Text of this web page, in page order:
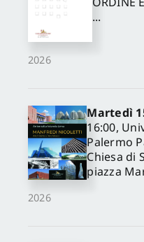
2026
...
2026
Martedì
16:00,
Palermo
Chiesa di
piazza